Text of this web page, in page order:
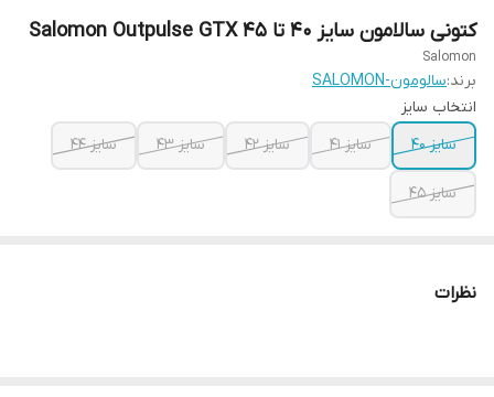
کتونی سالامون سایز ۴۰ تا ۴۵ Salomon Outpulse GTX
Salomon
برند:سالومون-SALOMON
انتخاب سایز
سایز ۴۰
سایز ۴۱ سایز ۴۲ سایز ۴۳ سایز ۴۴
سایز ۴۵
نظرات